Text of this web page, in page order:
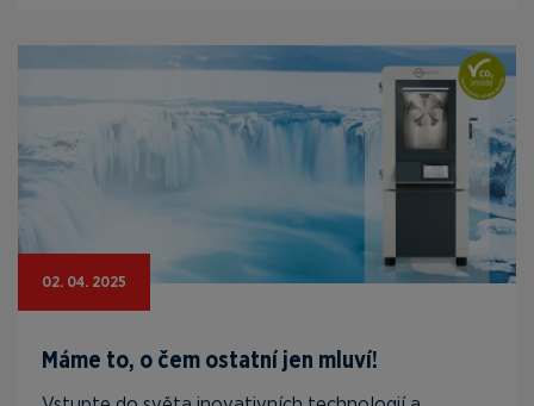
02. 04. 2025
Máme to, o čem ostatní jen mluví!